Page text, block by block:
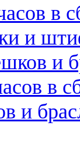
в
и
и
в
и